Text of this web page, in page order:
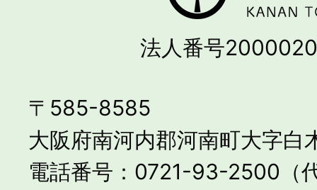
法人番号
〒585-8585
大阪府南河内郡河南町大字白
電話番号：0721-93-2500（